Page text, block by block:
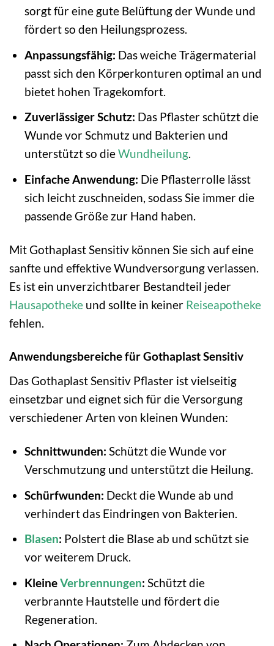
sorgt für eine gute Belüftung der Wunde und
fördert so den Heilungsprozess.
Anpassungsfähig: Das weiche Trägermaterial
passt sich den Körperkonturen optimal an und
bietet hohen Tragekomfort.
Zuverlässiger Schutz: Das Pflaster schützt die
Wunde vor Schmutz und Bakterien und
unterstützt so dieWundheilung.
Einfache Anwendung: Die Pflasterrolle lässt
sich leicht zuschneiden, sodass Sie immer die
passende Größe zur Hand haben.
Mit Gothaplast Sensitiv können Sie sich auf eine
sanfte und effektive Wundversorgung verlassen.
Es ist ein unverzichtbarer Bestandteil jeder
Hausapotheke und sollte in keiner Reiseapotheke
fehlen.
Anwendungsbereiche für Gothaplast Sensitiv
Das Gothaplast Sensitiv Pflaster ist vielseitig
einsetzbar und eignet sich für die Versorgung
verschiedener Arten von kleinen Wunden:
Schnittwunden: Schützt die Wunde vor
Verschmutzung und unterstützt die Heilung.
Schürfwunden: Deckt die Wunde ab und
verhindert das Eindringen von Bakterien.
Blasen: Polstert die Blase ab und schützt sie
vor weiterem Druck.
KleineVerbrennungen: Schützt die
verbrannte Hautstelle und fördert die
Regeneration.